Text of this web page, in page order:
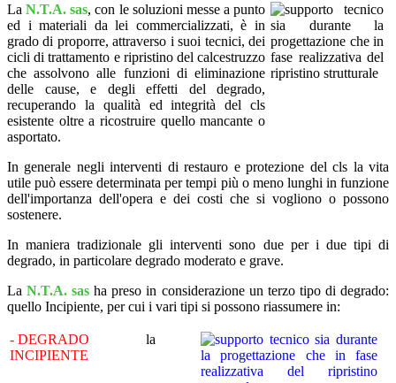
LaN.T.A. sas, con le soluzioni messe a punto
ed i materiali da lei commercializzati, è in
grado di proporre, attraverso i suoi tecnici, dei
cicli di trattamento e ripristino del calcestruzzo
che assolvono alle funzioni di eliminazione
delle cause, e degli effetti del degrado,
recuperando la qualità ed integrità del cls
esistente oltre a ricostruire quello mancante o
asportato.
In generale negli interventi di restauro e protezione del cls la vita
utile può essere determinata per tempi più o meno lunghi in funzione
dell'importanza dell'opera e dei costi che si vogliono o possono
sostenere.
In maniera tradizionale gli interventi sono due per i due tipi di
degrado, in particolare degrado moderato e grave.
LaN.T.A. sas ha preso in considerazione un terzo tipo di degrado:
quello Incipiente, per cui i vari tipi si possono riassumere in:
- DEGRADO
INCIPIENTE
la